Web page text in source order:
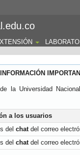
INFORMACIÓN
la Universidad
a los usuarios
del chatdel correo
del chatdel correo